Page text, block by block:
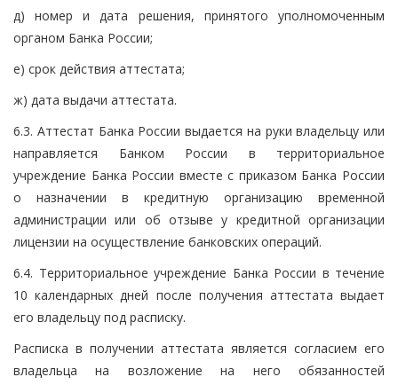
д) номер и дата решения, принятого уполномоченным
органом Банка России;
е) срок действия аттестата;
ж) дата выдачи аттестата.
6.3. Аттестат Банка России выдается на руки владельцу или
направляется Банком России в территориальное
учреждение Банка России вместе с приказом Банка России
о назначении в кредитную организацию временной
администрации или об отзыве у кредитной организации
лицензии на осуществление банковских операций.
6.4. Территориальное учреждение Банка России в течение
10 календарных дней после получения аттестата выдает
его владельцу под расписку.
Расписка в получении аттестата является согласием его
владельца на возложение на него обязанностей